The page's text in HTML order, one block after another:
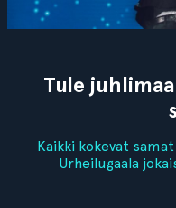
Tule
Kaikki kokevat
Urheilugaala